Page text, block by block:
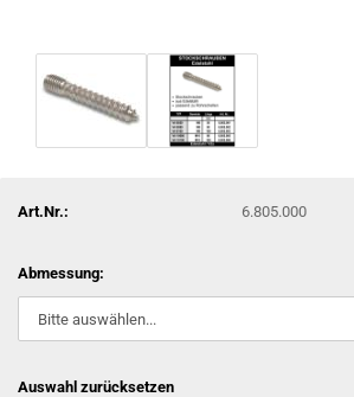
Art.Nr.: 6.805.000
Abmessung:
Auswahl zurücksetzen